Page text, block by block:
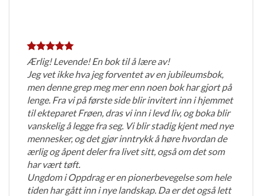
Ærlig! Levende! En bok til å lære av!
Jeg vet ikke hva jeg forventet av en jubileumsbok,
men denne grep meg mer enn noen bok har gjort på
lenge. Fra vi på første side blir invitert inn i hjemmet
til ekteparet Frøen, dras vi inn i levd liv, og boka blir
vanskelig å legge fra seg. Vi blir stadig kjent med nye
mennesker, og det gjør inntrykk å høre hvordan de
ærlig og åpent deler fra livet sitt, også om det som
har vært tøft.
Ungdom i Oppdrag er en pionerbevegelse som hele
tiden har gått inn i nye landskap. Da er det også lett